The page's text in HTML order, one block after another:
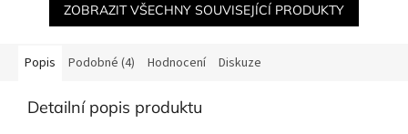
ZOBRAZIT VŠECHNY SOUVISEJÍCÍ PRODUKTY
Popis Podobné (4) Hodnocení Diskuze
Detailní popis produktu